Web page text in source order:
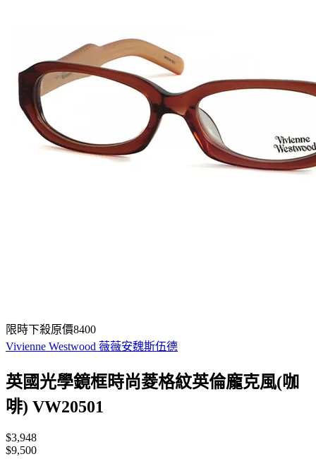
限時下殺原價8400
Vivienne Westwood 薇薇安魏斯伍德
英國光學鏡框時尚菱格紋英倫龐克風(咖
啡) VW20501
$3,948
$9,500